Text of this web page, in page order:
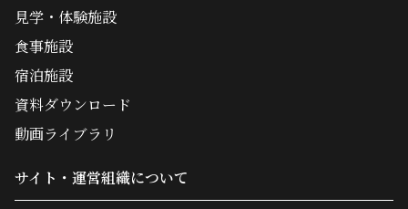
見学・体験施設
食事施設
宿泊施設
資料ダウンロード
動画ライブラリ
サイト・運営組織について